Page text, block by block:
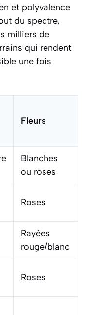
et polyvalence
du spectre,
milliers de
qui rendent
une fois
Fleurs
Blanches
ou roses
Roses
Rayées
rouge/blanc
Roses